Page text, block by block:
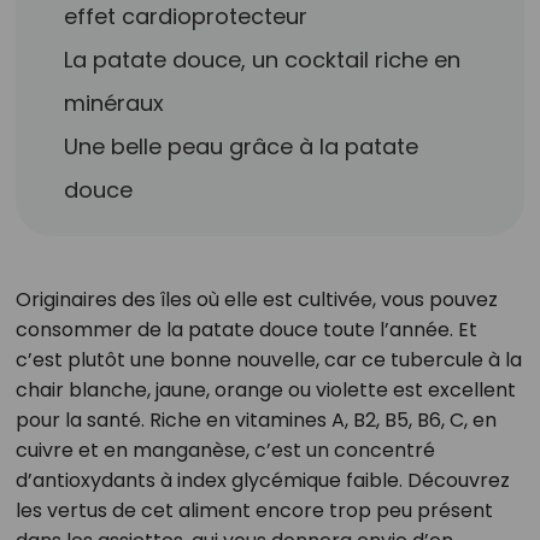
effet cardioprotecteur
La patate douce, un cocktail riche en
minéraux
Une belle peau grâce à la patate
douce
Originaires des îles où elle est cultivée, vous pouvez
consommer de la patate douce toute l’année. Et
c’est plutôt une bonne nouvelle, car ce tubercule à la
chair blanche, jaune, orange ou violette est excellent
pour la santé. Riche en vitamines A, B2, B5, B6, C, en
cuivre et en manganèse, c’est un concentré
d’antioxydants à index glycémique faible. Découvrez
les vertus de cet aliment encore trop peu présent